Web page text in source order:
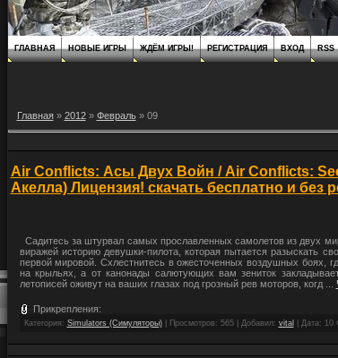
ГЛАВНАЯ НОВЫЕ ИГРЫ ЖДЁМ ИГРЫ! РЕГИСТРАЦИЯ ВХОД RSS
Главная» 2012 » Февраль » 09
Air Conflicts: Асы Двух Войн / Air Conflicts:
Акелла) Лицензия! скачать бесплатно и без
Садитесь за штурвал самых прославленных самолетов из двух
виражей историю девушки-пилота, которая пытается разыскать
первой мировой. Схлестнитесь в ожесточенных воздушных боях,
на крыльях, а от канонады салютующих вам зениток
летописей оживут на ваших глазах под грозный рев моторов, когд ...
Прикрепления:
Категория: Simulators (Симуляторы)| Просмотров: 565 | Добавил: vital | Дата: 10